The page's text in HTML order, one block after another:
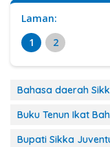
Laman:
1
2
Bahasa daerah
Buku Tenun Ikat
Bupati Sikka